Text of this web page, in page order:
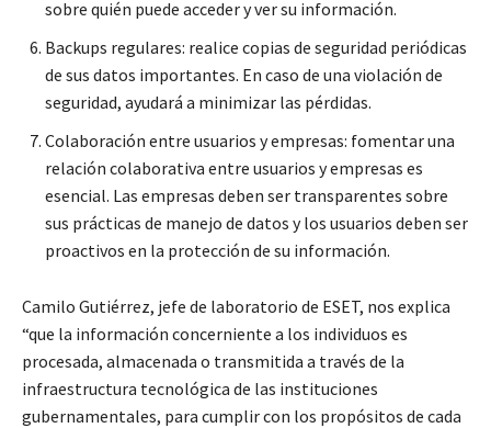
sobre quién puede acceder y ver su información.
Backups regulares: realice copias de seguridad periódicas
de sus datos importantes. En caso de una violación de
seguridad, ayudará a minimizar las pérdidas.
Colaboración entre usuarios y empresas: fomentar una
relación colaborativa entre usuarios y empresas es
esencial. Las empresas deben ser transparentes sobre
sus prácticas de manejo de datos y los usuarios deben ser
proactivos en la protección de su información.
Camilo Gutiérrez, jefe de laboratorio de ESET, nos explica
“que la información concerniente a los individuos es
procesada, almacenada o transmitida a través de la
infraestructura tecnológica de las instituciones
gubernamentales, para cumplir con los propósitos de cada